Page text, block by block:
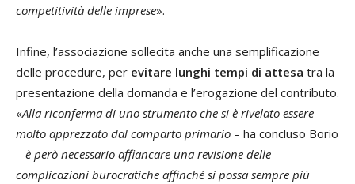
competitività delle imprese».
Infine, l’associazione sollecita anche una semplificazione
delle procedure, per evitare lunghi tempi di attesa tra la
presentazione della domanda e l’erogazione del contributo.
«Alla riconferma di uno strumento che si è rivelato essere
molto apprezzato dal comparto primario – ha concluso Borio
– è però necessario affiancare una revisione delle
complicazioni burocratiche affinché si possa sempre più